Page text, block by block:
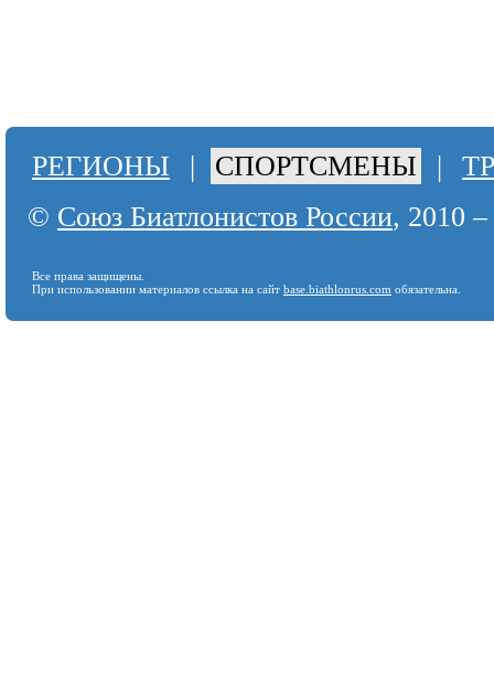
РЕГИОНЫ | СПОРТСМЕНЫ |
© Союз Биатлонистов России, 2010
Все права защищены.
При использовании материалов ссылка на сайт base.biathlonrus.com обязательна.